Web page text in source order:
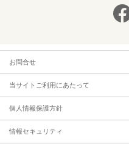
お問合せ
当サイトご利用にあたって
個人情報保護方針
情報セキュリティ